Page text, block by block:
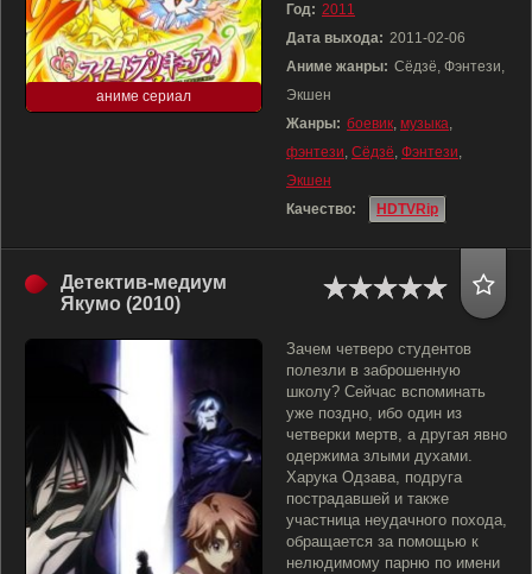
аниме сериал
Год: 2011
Дата выхода: 2011-02-06
Аниме жанры: Сёдзё, Фэнтези,
Экшен
Жанры: боевик, музыка,
фэнтези, Сёдзё, Фэнтези,
Экшен
Качество:
HDTVRip
Детектив-медиум
Якумо (2010)
Зачем четверо студентов
полезли в заброшенную
школу? Сейчас вспоминать
уже поздно, ибо один из
четверки мертв, а другая явно
одержима злыми духами.
Харука Одзава, подруга
пострадавшей и также
участница неудачного похода,
обращается за помощью к
нелюдимому парню по имени